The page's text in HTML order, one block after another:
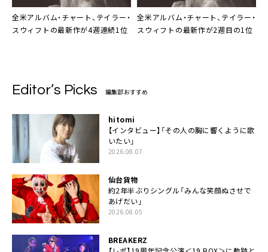
全米アルバム・チャート、テイラー・
スウィフトの最新作が4週連続1位
全米アルバム・チャート、テイラー・
スウィフトの最新作が2週目の1位
Editor’s Picks 編集部おすすめ
hitomi
【インタビュー】「その人の胸に響くように歌
いたい」
2026.08.07
仙台貨物
約2年半ぶりシングル「みんな笑顔ぬさせで
あげだい」
2026.08.05
BREAKERZ